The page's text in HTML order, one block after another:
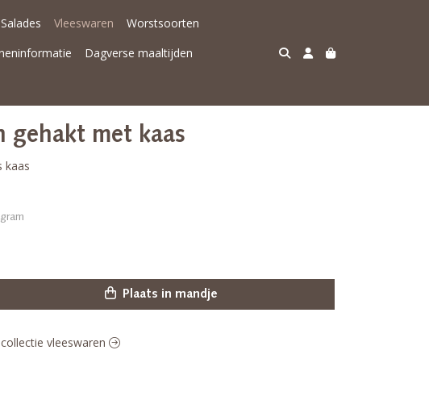
Salades Vleeswaren
Worstsoorten
Dagverse maaltijden
gehakt met kaas
kaas
Plaats in mandje
vleeswaren